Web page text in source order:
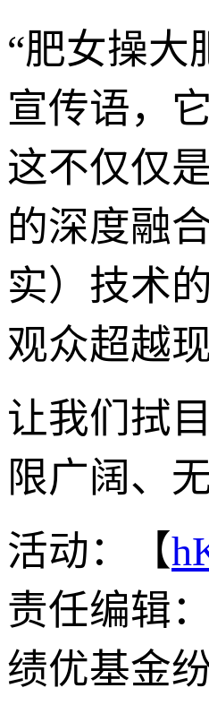
“肥女操大
宣传语，
这不仅仅
的深度融
实）技术
观众超越
让我们拭
限广阔、
活动：【
责任编辑
绩优基金